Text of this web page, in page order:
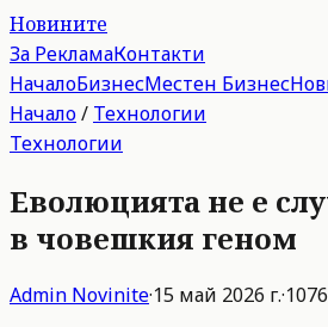
Новините
За РекламаКонтакти
НачалоБизнесМестен Бизнес
Начало/ Технологии
Технологии
Еволюцията не е
в човешкия геном
Admin Novinite·15 май 2026 г.·1076